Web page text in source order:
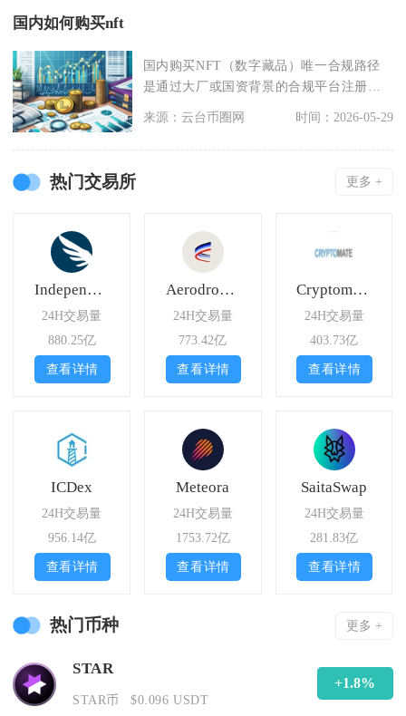
国内如何购买nft
国内购买NFT（数字藏品）唯一合规路径
是通过大厂或国资背景的合规平台注册、
实名后直接认购，
来源：云台币圈网 时间：2026-05-29
热门交易所 更多 +
Independent Reserve
24H交易量
880.25亿
查看详情
Aerodrome SlipStream
24H交易量
773.42亿
查看详情
Cryptomate
24H交易量
403.73亿
查看详情
ICDex
24H交易量
956.14亿
查看详情
Meteora
24H交易量
1753.72亿
查看详情
SaitaSwap
24H交易量
281.83亿
查看详情
热门币种 更多 +
STAR
STAR币 $0.096 USDT
+1.8%